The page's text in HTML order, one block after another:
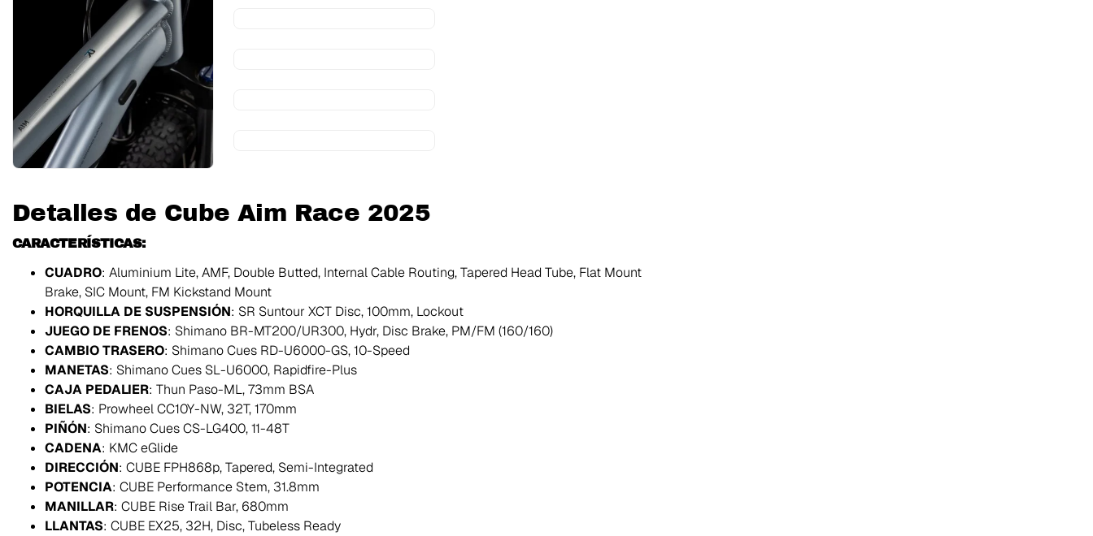
Detalles de Cube Aim Race 2025
CARACTERÍSTICAS:
CUADRO: Aluminium Lite, AMF, Double Butted, Internal Cable Routing, Tapered Head Tube, Flat Mount
Brake, SIC Mount, FM Kickstand Mount
HORQUILLA DE SUSPENSIÓN: SR Suntour XCT Disc, 100mm, Lockout
JUEGO DE FRENOS: Shimano BR-MT200/UR300, Hydr, Disc Brake, PM/FM (160/160)
CAMBIO TRASERO: Shimano Cues RD-U6000-GS, 10-Speed
MANETAS: Shimano Cues SL-U6000, Rapidfire-Plus
CAJA PEDALIER: Thun Paso-ML, 73mm BSA
BIELAS: Prowheel CC10Y-NW, 32T, 170mm
PIÑÓN: Shimano Cues CS-LG400, 11-48T
CADENA: KMC eGlide
DIRECCIÓN: CUBE FPH868p, Tapered, Semi-Integrated
POTENCIA: CUBE Performance Stem, 31.8mm
MANILLAR: CUBE Rise Trail Bar, 680mm
LLANTAS: CUBE EX25, 32H, Disc, Tubeless Ready